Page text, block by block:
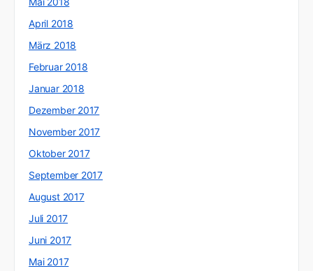
April 2018
März 2018
Februar 2018
Januar 2018
Dezember 2017
November 2017
Oktober 2017
September 2017
August 2017
Juli 2017
Juni 2017
Mai 2017